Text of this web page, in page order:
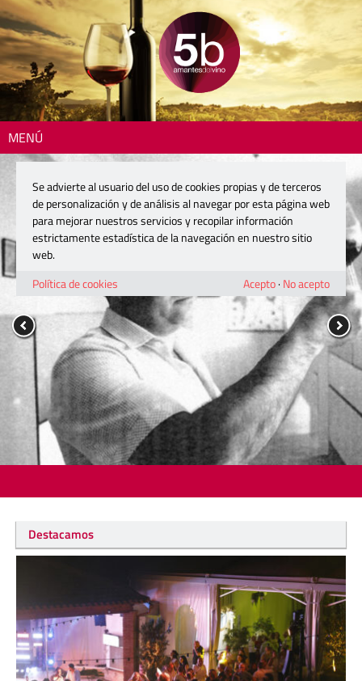
MENÚ
Destacamos
Se advierte al usuario del uso de cookies propias y de terceros
de personalización y de análisis al navegar por esta página web
para mejorar nuestros servicios y recopilar información
estrictamente estadística de la navegación en nuestro sitio
web.
Política de cookies
Acepto· No acepto